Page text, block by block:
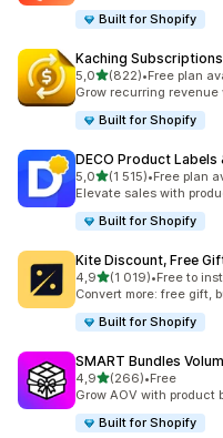
Built for Shopify
Kaching
5,0z 5 hvězd
(822)
Celkový počet recenzí:
•Free plan
Grow recurring
Built for Shopify
DECO Product Labels
5,0z 5 hvězd
(1 515)
Celkový počet recenzí:
•Free plan
Elevate sales with
Built for Shopify
Kite Discount, Free
4,9z 5 hvězd
(1 019)
Celkový počet recenzí:
•Free to
Convert more: free gift,
Built for Shopify
SMART Bundles
4,9z 5 hvězd
(266)
Celkový počet recenzí:
•Free
Grow AOV with product
Built for Shopify